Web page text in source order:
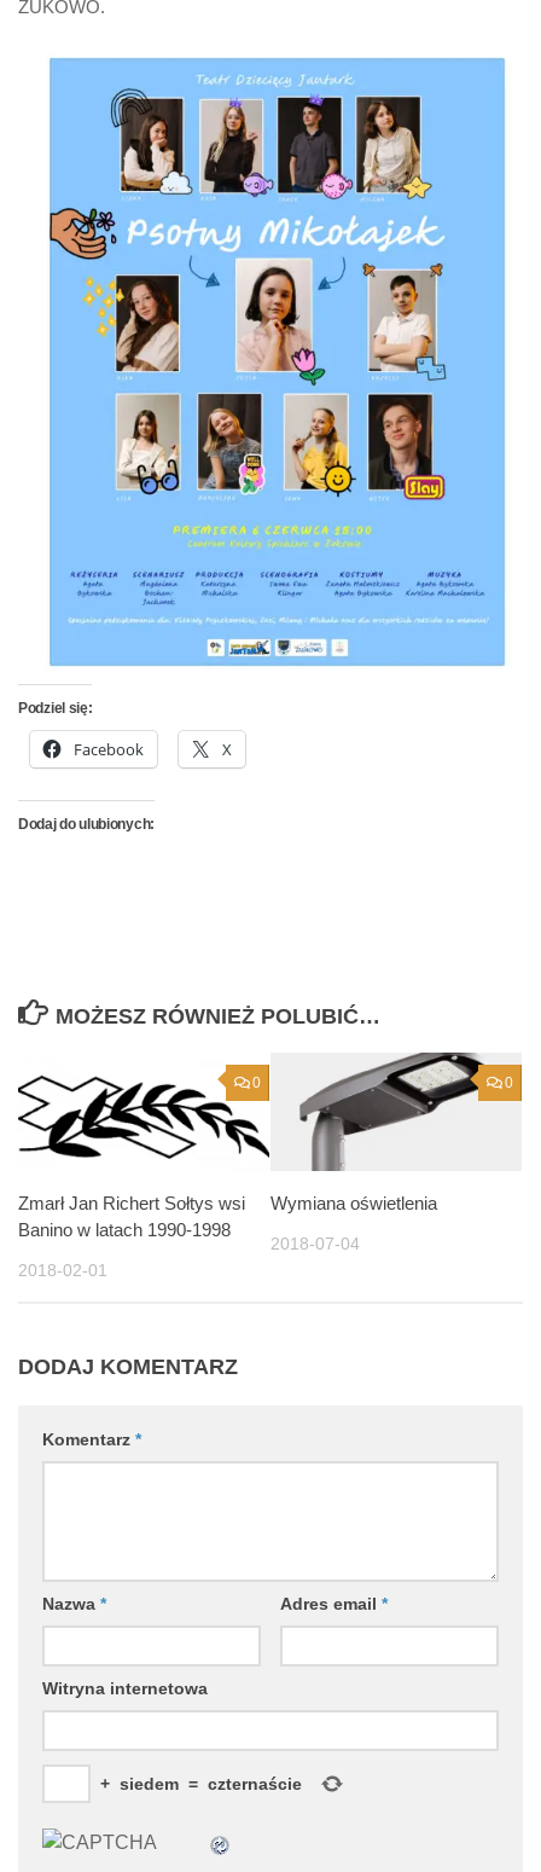
ŻUKOWO.
Podziel się:
Facebook X
Dodaj do ulubionych:
MOŻESZ RÓWNIEŻ POLUBIĆ…
0
Zmarł Jan Richert Sołtys wsi
Banino w latach 1990-1998
2018-02-01
0
Wymiana oświetlenia
2018-07-04
DODAJ KOMENTARZ
Komentarz *
Nazwa * Adres email *
Witryna internetowa
+ siedem = czternaście